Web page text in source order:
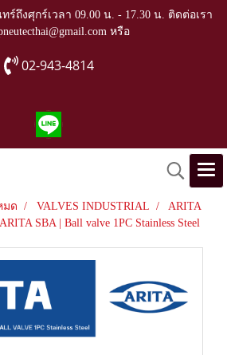
ถึงศุกร์เวลา 09.00 น. - 17.30 น. ติดต่อเรา
หรือ
02-943-4814
มด VALVES INDUSTRIAL
ARITA
ARITA SBA | Ball valve 1PC Stainless Steel